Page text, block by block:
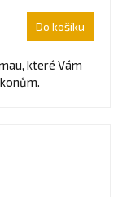
Do košíku
které Vám